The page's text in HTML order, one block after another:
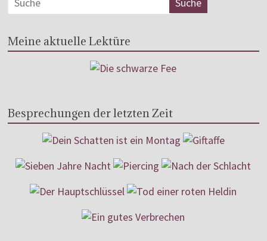
Meine aktuelle Lektüre
Besprechungen der letzten Zeit